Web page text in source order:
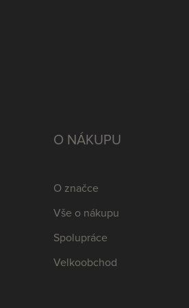
O NÁKUPU
O značce
Vše o nákupu
Spolupráce
Velkoobchod